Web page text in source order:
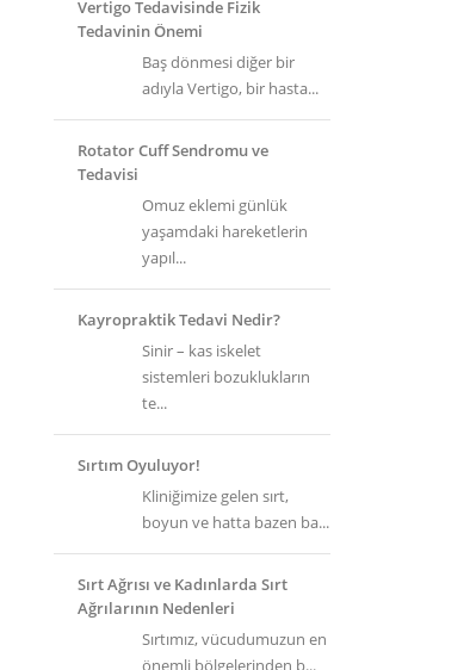
Vertigo Tedavisinde Fizik
Tedavinin Önemi
Baş dönmesi diğer bir
adıyla Vertigo, bir hasta...
Rotator Cuff Sendromu ve
Tedavisi
Omuz eklemi günlük
yaşamdaki hareketlerin
yapıl...
Kayropraktik Tedavi Nedir?
Sinir – kas iskelet
sistemleri bozuklukların
te...
Sırtım Oyuluyor!
Kliniğimize gelen sırt,
boyun ve hatta bazen ba...
Sırt Ağrısı ve Kadınlarda Sırt
Ağrılarının Nedenleri
Sırtımız, vücudumuzun en
önemli bölgelerinden b...